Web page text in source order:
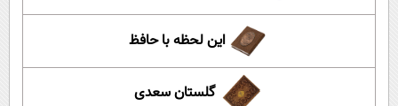
این لحظه با حافظ
گلستان سعدی